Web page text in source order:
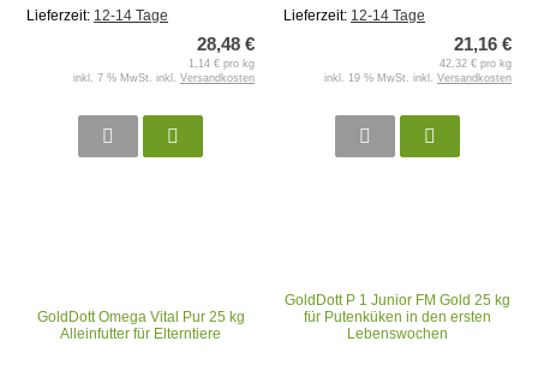
Lieferzeit: 12-14 Tage
28,48 €
1,14 € pro kg
inkl. 7 % MwSt. inkl. Versandkosten
Lieferzeit: 12-14 Tage
21,16 €
42,32 € pro kg
inkl. 19 % MwSt. inkl. Versandkosten
GoldDott Omega Vital Pur 25 kg
Alleinfutter für Elterntiere
GoldDott P 1 Junior FM Gold 25 kg
für Putenküken in den ersten
Lebenswochen